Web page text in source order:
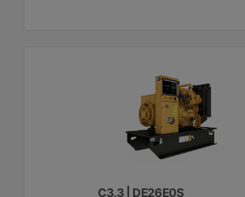
C3.3 | DE26E0S